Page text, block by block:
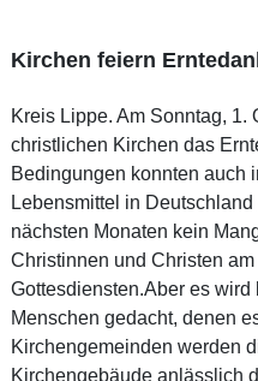
Kirchen feiern
Kreis Lippe. Am Sonntag, 1.
christlichen Kirchen das
Bedingungen konnten auch
Lebensmittel in
nächsten Monaten kein
Christinnen und Christen
Gottesdiensten.Aber es
Menschen gedacht, denen
Kirchengemeinden werden
Kirchengebäude anlässlich